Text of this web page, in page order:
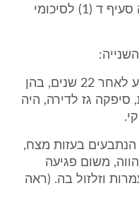
מערכת הגז, מחדש לביתה. (ראה סעיף ד (1) לסיכומי
הניתוק השני, ביום 5.1.03, שבוצע לאחר 22 שנים, בהן
גז לדירה, היה
הנתבעים בעזות מצח,
משום פגיעה
וזלזול בה. (ראה